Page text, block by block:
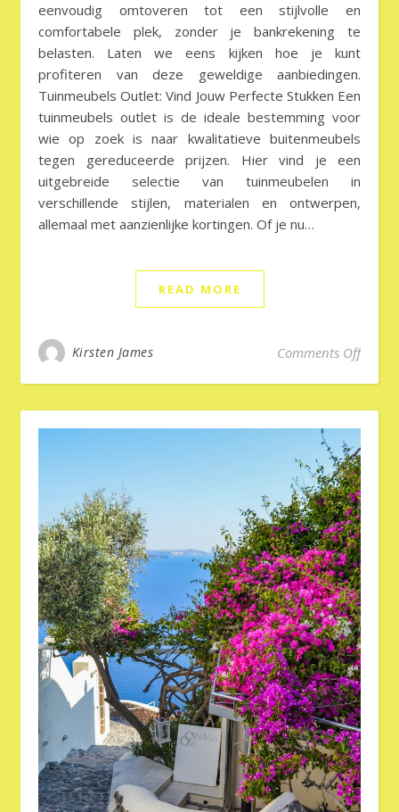
eenvoudig omtoveren tot een stijlvolle en
comfortabele plek, zonder je bankrekening te
belasten. Laten we eens kijken hoe je kunt
profiteren van deze geweldige aanbiedingen.
Tuinmeubels Outlet: Vind Jouw Perfecte Stukken Een
tuinmeubels outlet is de ideale bestemming voor
wie op zoek is naar kwalitatieve buitenmeubels
tegen gereduceerde prijzen. Hier vind je een
uitgebreide selectie van tuinmeubelen in
verschillende stijlen, materialen en ontwerpen,
allemaal met aanzienlijke kortingen. Of je nu…
READ MORE
Kirsten James Comments Offon